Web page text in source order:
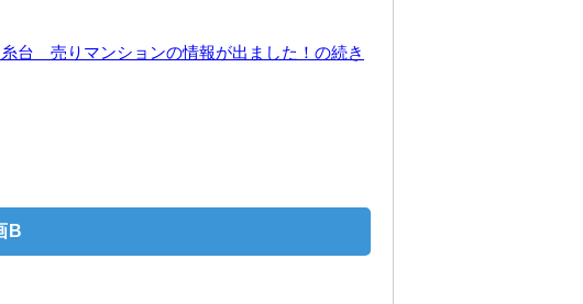
糸台 売りマンションの情報が出ました！の続き
B